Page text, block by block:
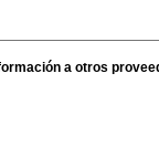
a otros